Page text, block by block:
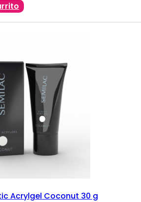
Acrylgel Coconut 30 g